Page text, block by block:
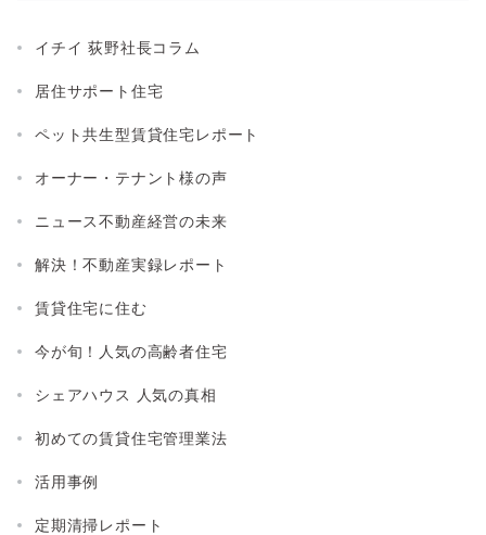
イチイ 荻野社長コラム
居住サポート住宅
ペット共生型賃貸住宅レポート
オーナー・テナント様の声
ニュース不動産経営の未来
解決！不動産実録レポート
賃貸住宅に住む
今が旬！人気の高齢者住宅
シェアハウス 人気の真相
初めての賃貸住宅管理業法
活用事例
定期清掃レポート